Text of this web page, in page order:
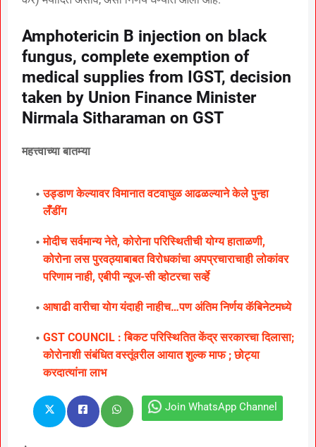
Amphotericin B injection on black
fungus, complete exemption of
medical supplies from IGST, decision
taken by Union Finance Minister
Nirmala Sitharaman on GST
महत्त्वाच्या बातम्या
उड्डाण केल्यावर विमानात वटवाघुळ आढळल्याने केले पुन्हा
लॅँडींग
मोदीच सर्वमान्य नेते, कोरोना परिस्थितीची योग्य हाताळणी,
कोरोना लस पुरवठ्याबाबत विरोधकांचा अपप्रचाराचाही लोकांवर
परिणाम नाही, एबीपी न्यूज-सी व्होटरचा सर्व्हे
आषाढी वारीचा योग यंदाही नाहीच…पण अंतिम निर्णय कॅबिनेटमध्ये
GST COUNCIL : बिकट परिस्थितित केंद्र सरकारचा दिलासा;
कोरोनाशी संबंधित वस्तूंवरील आयात शुल्क माफ ; छोट्या
करदात्यांना लाभ
Join WhatsApp Channel